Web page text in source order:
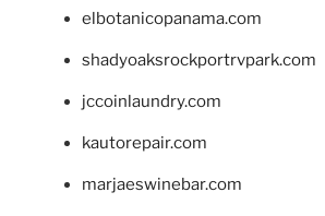
elbotanicopanama.com
shadyoaksrockportrvpark.com
jccoinlaundry.com
kautorepair.com
marjaeswinebar.com